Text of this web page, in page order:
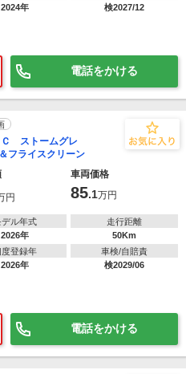
2024年
検2027/12
電話をかける
Ｃ ストームグレ
フライスクリーン
車両価格
円 85.1万円
デル年式
2026年
走行距離
50Km
度登録年
2026年
車検/自賠責
検2029/06
電話をかける